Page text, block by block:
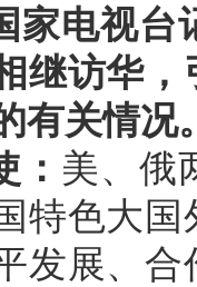
家电视
继访华
有关情况。
： 美、俄
特色大
发展、